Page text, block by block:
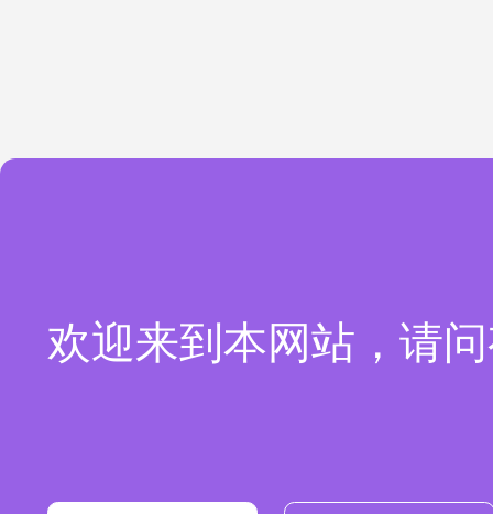
欢迎来到本网站，请